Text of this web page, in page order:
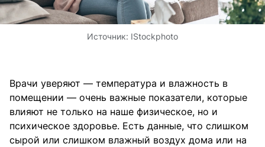
Источник: IStockphoto
Врачи уверяют — температура и влажность в
помещении — очень важные показатели, которые
влияют не только на наше физическое, но и
психическое здоровье. Есть данные, что слишком
сырой или слишком влажный воздух дома или на